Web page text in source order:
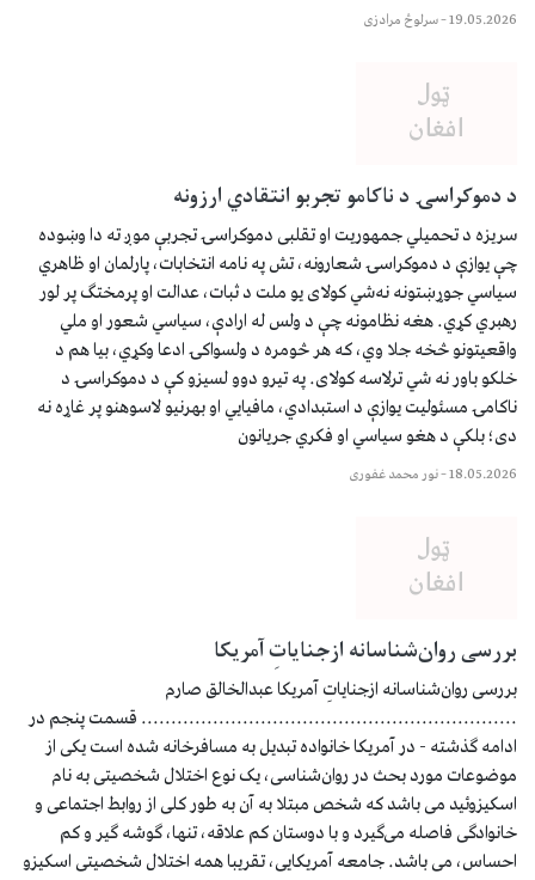
19.05.2026
–سرلوڅ مرادزی
د دموکراسۍ د ناکامو تجربو انتقادي ارزونه
سریزه د تحمیلي جمهوریت او تقلبی دموکراسۍ تجربې موږ ته دا وښوده
چې یوازې د دموکراسۍ شعارونه، تش په نامه انتخابات، پارلمان او ظاهري
سیاسي جوړښتونه نه‌شي کولای یو ملت د ثبات، عدالت او پرمختګ پر لور
رهبري کړي. هغه نظامونه چې د ولس له ارادې، سیاسي شعور او ملي
واقعیتونو څخه جلا وي، که هر څومره د ولسواکۍ ادعا وکړي، بیا هم د
خلکو باور نه شي ترلاسه کولای. په تیرو دوو لسیزو کې د دموکراسۍ د
ناکامۍ مسئولیت یوازې د استبدادي، مافیایي او بهرنیو لاسوهنو پر غاړه نه
دی؛ بلکې د هغو سیاسي او فکري جریانون
18.05.2026
–نور محمد غفوری
بررسی روان‌شناسانه ازجنایاتِ آمریکا
بررسی روان‌شناسانه ازجنایاتِ آمریکا عبدالخالق صارم
............................................................... قسمت پنجم در
ادامه گذشته - در آمریکا خانواده تبدیل به مسافرخانه شده است یکی از
موضوعات مورد بحث در روان‌شناسی، یک نوع اختلال شخصیتی به نام
اسکیزوئید می باشد که شخص مبتلا به آن به طور کلی از روابط اجتماعی و
خانوادگی فاصله می‌گیرد و با دوستان کم علاقه، تنها، گوشه گیر و کم
احساس، می باشد. جامعه آمریکایی، تقریبا همه اختلال شخصیتی اسکیزو